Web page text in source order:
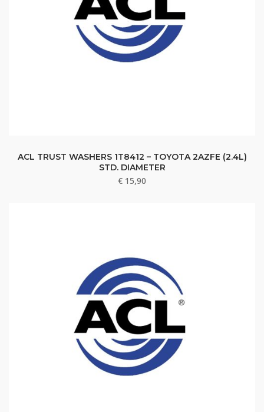
ACL TRUST WASHERS 1T8412 – TOYOTA 2AZFE (2.4L)
STD. DIAMETER
€ 15,90